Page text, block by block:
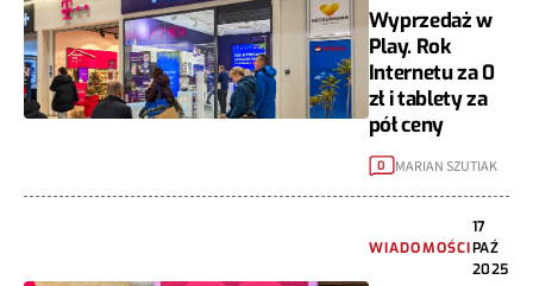
Wyprzedaż w
Play. Rok
Internetu za 0
zł i tablety za
pół ceny
0 MARIAN SZUTIAK
WIADOMOŚCI
17
PAŹ
2025